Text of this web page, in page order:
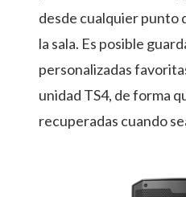
desde cualquier punto
la sala. Es posible
personalizadas
unidad TS4, de forma
recuperadas cuando